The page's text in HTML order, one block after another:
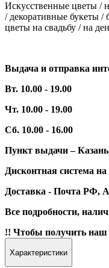
Искусственные цветы /
/ декоративные букеты /
цветы на свадьбу / на
Выдача и отправка
Вт. 10.00 - 19.00
Чт. 10.00 - 19.00
Сб. 10.00 - 16.00
Пункт выдачи –
Дисконтная система
Доставка - Почта РФ,
Все подробности,
!! Чтобы получить наш
Характеристики